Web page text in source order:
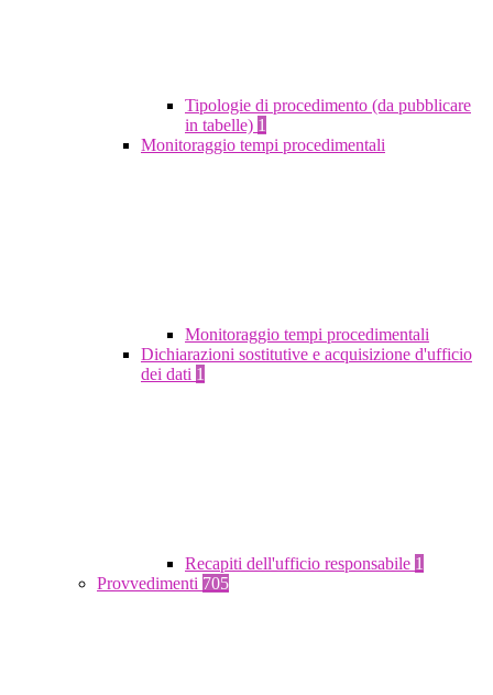
Tipologie di procedimento (da pubblicare
in tabelle) 1
Monitoraggio tempi procedimentali
Monitoraggio tempi procedimentali
Dichiarazioni sostitutive e acquisizione d'ufficio
dei dati 1
Recapiti dell'ufficio responsabile 1
Provvedimenti 705